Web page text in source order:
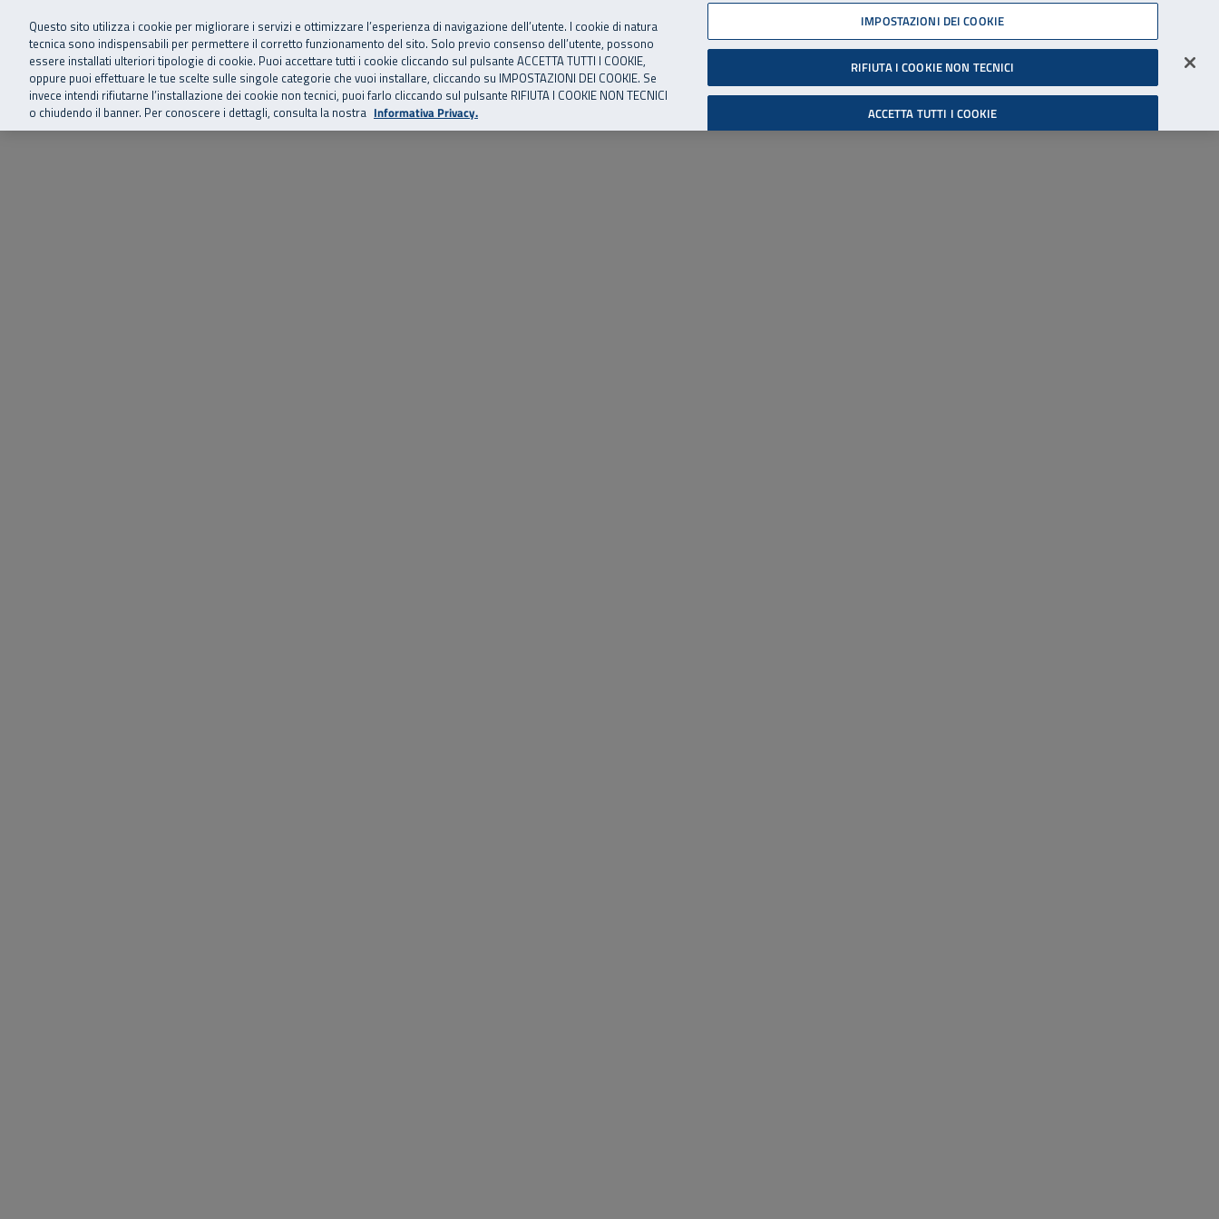
Vai al menu principale
Vai al contenuto principale
Vai al Footer 06 45539607
SuperAbile - il Contact Center Inail per il mondo della disabilità
Home Chi siamo Storie, news ed eventi Risorse utili Supporto Accessibilità
Cerca
Accedi all'area riservata
Questo sito utilizza i cookie per migliorare i servizi e ottimizzare l’esperienza di navigazione dell’utente. I cookie di natura
tecnica sono indispensabili per permettere il corretto funzionamento del sito. Solo previo consenso dell’utente, possono
essere installati ulteriori tipologie di cookie. Puoi accettare tutti i cookie cliccando sul pulsante ACCETTA TUTTI I COOKIE,
oppure puoi effettuare le tue scelte sulle singole categorie che vuoi installare, cliccando su IMPOSTAZIONI DEI COOKIE. Se
invece intendi rifiutarne l’installazione dei cookie non tecnici, puoi farlo cliccando sul pulsante RIFIUTA I COOKIE NON TECNICI
o chiudendo il banner. Per conoscere i dettagli, consulta la nostra Informativa Privacy.
IMPOSTAZIONI DEI COOKIE
RIFIUTA I COOKIE NON TECNICI
ACCETTA TUTTI I COOKIE